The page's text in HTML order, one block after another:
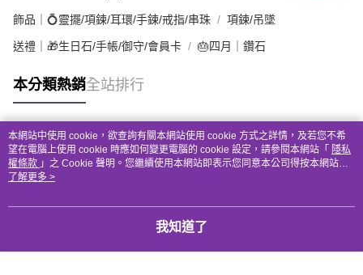
飾品｜💍靈擺/項鍊/耳環/手鍊/戒指/串珠 項鍊/吊墜
送禮｜🎁生日石/手帳/御守/會員卡 🎂四月｜鑽石
本分類熱銷全站排行
熱門標籤
本網站中使用 cookie，欲查詢有關本網站使用 cookie 方式之詳情，及若您不希
望在電腦上使用 cookie 時應如何變更電腦的 cookie 設定，請參閱本網站「 隱私
權條款 」之 Cookie 聲明。您繼續使用本網站即表示您同意本公司得按本網站使
用條款之 Cookie 聲明使用 cookie。
了解更多 >
我知道了